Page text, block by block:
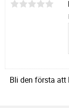
Bli den första att